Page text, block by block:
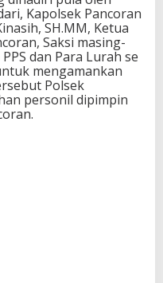
Kapolsek Pancoran
SH.MM, Ketua
Saksi masing-
dan Para Lurah se
mengamankan
Polsek
personil dipimpin